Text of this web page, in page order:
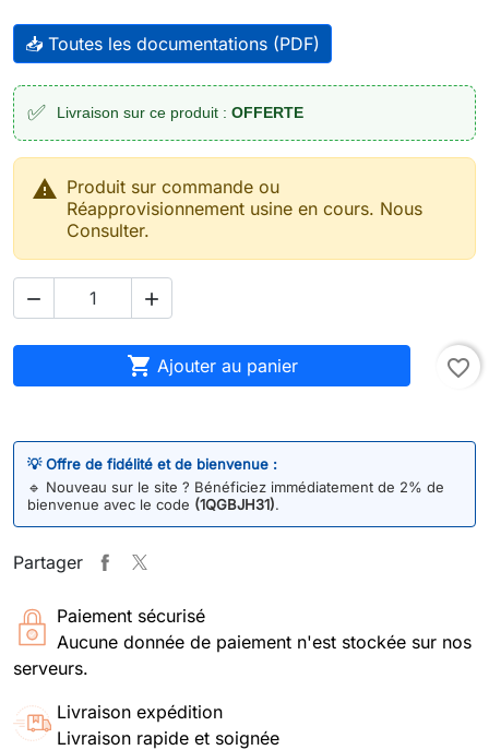
📥 Toutes les documentations (PDF)
✅ Livraison sur ce produit : OFFERTE
 Produit sur commande ou
Réapprovisionnement usine en cours. Nous
Consulter.
 
 Ajouter au panier favorite_border
💡 Offre de fidélité et de bienvenue :
🔹 Nouveau sur le site ? Bénéficiez immédiatement de 2% de
bienvenue avec le code (1QGBJH31).
Partager
Paiement sécurisé
Aucune donnée de paiement n'est stockée sur nos
serveurs.
Livraison expédition
Livraison rapide et soignée